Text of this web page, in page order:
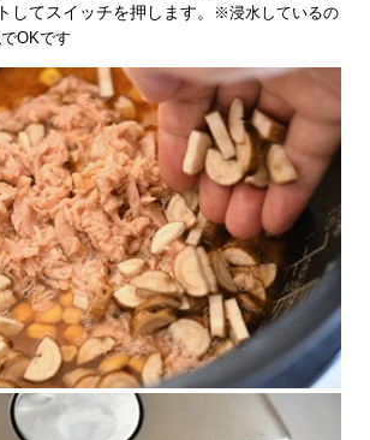
してスイッチを押します。
※浸水しているの
でOKです